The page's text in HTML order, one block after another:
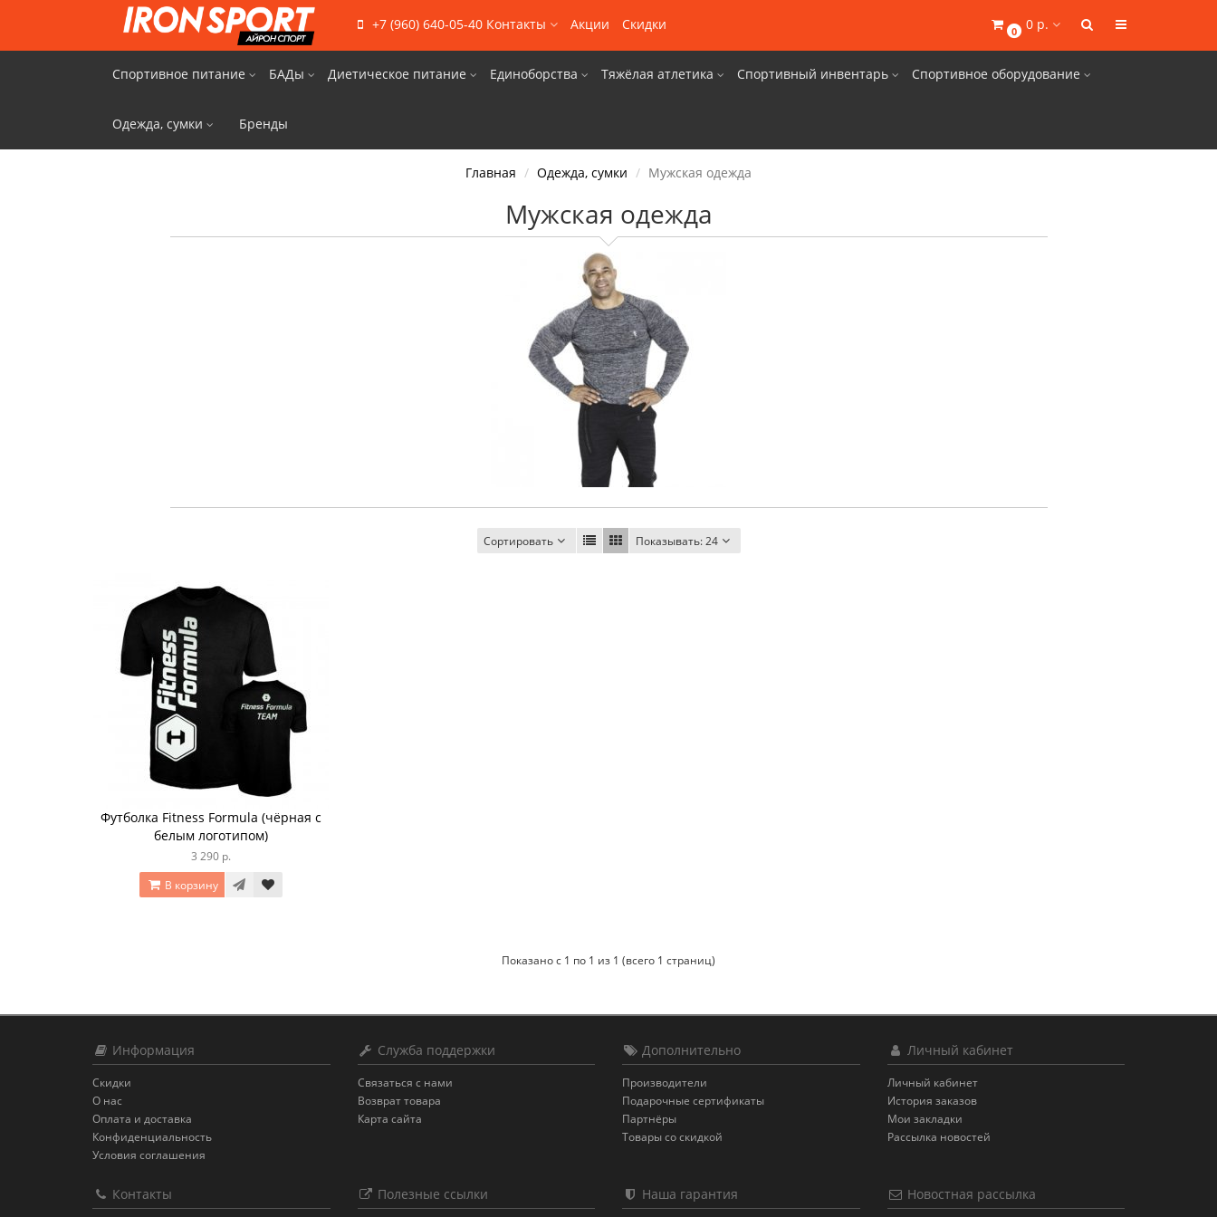
+7 (960) 640-05-40 Контакты Акции Скидки 0 0 р.
Спортивное питание БАДы Диетическое питание Единоборства Тяжёлая атлетика Спортивный инвентарь Спортивное оборудование
Одежда, сумки Бренды
Главная Одежда, сумки Мужская одежда
Мужская одежда
Сортировать Показывать:24
Футболка Fitness Formula (чёрная с
белым логотипом)
3 290 р.
В корзину
Показано с 1 по 1 из 1 (всего 1 страниц)
Информация
Скидки
О нас
Оплата и доставка
Конфиденциальность
Условия соглашения
Служба поддержки
Связаться с нами
Возврат товара
Карта сайта
Дополнительно
Производители
Подарочные сертификаты
Партнёры
Товары со скидкой
Личный кабинет
Личный кабинет
История заказов
Мои закладки
Рассылка новостей
Контакты Полезные ссылки Наша гарантия Новостная рассылка